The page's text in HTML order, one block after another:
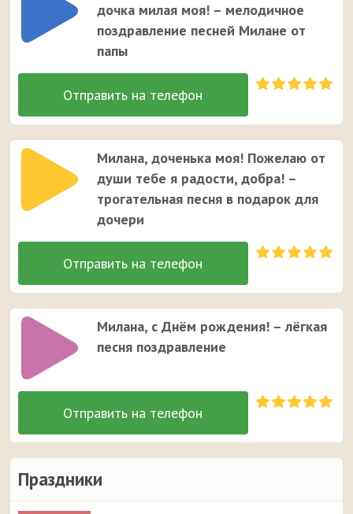
Праздники
дочка милая моя! – мелодичное
поздравление песней Милане от
папы
Милана, доченька моя! Пожелаю от
души тебе я радости, добра! –
трогательная песня в подарок для
дочери
Милана, с Днём рождения! – лёгкая
песня поздравление